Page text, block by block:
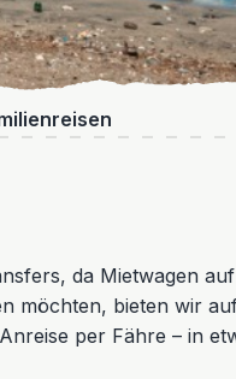
da Mietwagen
bieten wir
per Fähre – in